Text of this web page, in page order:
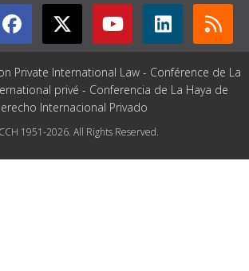
Private International Law - Conférence de La
privé - Conferencia de La Haya de
Internacional Privado
1951-2026. All Rights Reserved.